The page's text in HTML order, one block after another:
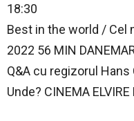
18:30
Best in the world / Cel
2022 56 MIN
Q&A cu regizorul
Unde? CINEMA ELVIRE